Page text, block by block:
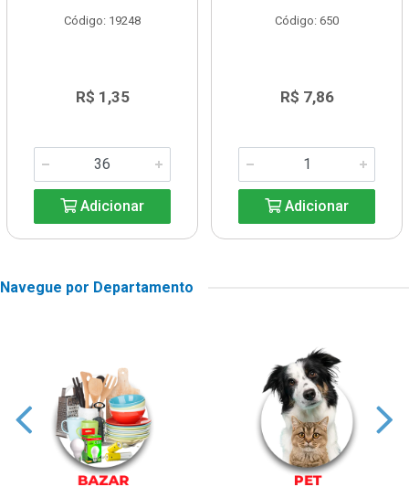
Código: 19248
R$ 1,35
Adicionar
Código: 650
R$ 7,86
Adicionar
Navegue por Departamento